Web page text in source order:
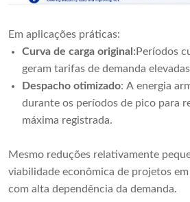
Em aplicações práticas:
Curva de carga original: Períodos
geram tarifas de demanda
Despacho otimizado: A energia
durante os períodos de pico para
máxima registrada.
Mesmo reduções relativamente
viabilidade econômica de projetos
com alta dependência da demanda.